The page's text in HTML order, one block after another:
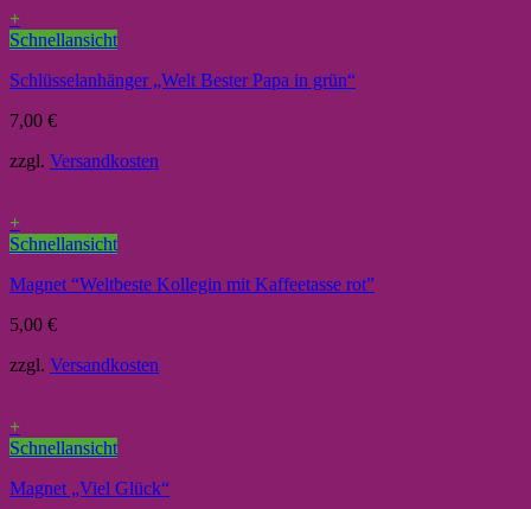
+
Schnellansicht
Schlüsselanhänger „Welt Bester Papa in grün“
7,00 €
zzgl. Versandkosten
+
Schnellansicht
Magnet “Weltbeste Kollegin mit Kaffeetasse rot”
5,00 €
zzgl. Versandkosten
+
Schnellansicht
Magnet „Viel Glück“